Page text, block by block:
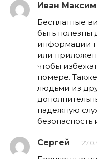
Иван
Бесплатные
быть полезны
информации
или
чтобы
номере.
людьми из
надежную
безопасность
Сергей